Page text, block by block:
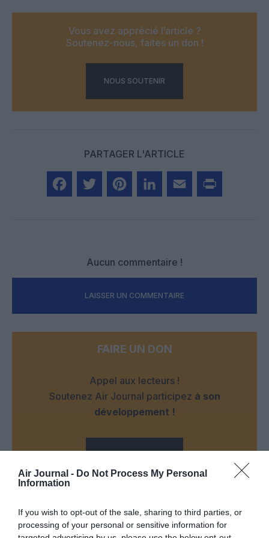
Air Journal - Do Not Process My Personal
Information
If you wish to opt-out of the sale, sharing to third parties, or
processing of your personal or sensitive information for
Vous avez apprécié l’article ?
Soutenez-nous, faites un don !
NOUS SOUTENIR
PARTAGER L'ARTICLE
Aucun commentaire !
LAISSER UN COMMENTAIRE
FAIRE UN DON
Appel aux lecteurs !
Soutenez Air Journal participez à son
développement !